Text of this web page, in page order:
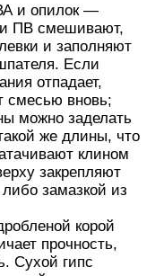
и опилок —
ПВ смешивают,
и заполняют
Если
отпадает,
смесью вновь;
можно заделать
же длины, что
клином
закрепляют
замазкой из
корой
прочность,
Сухой гипс